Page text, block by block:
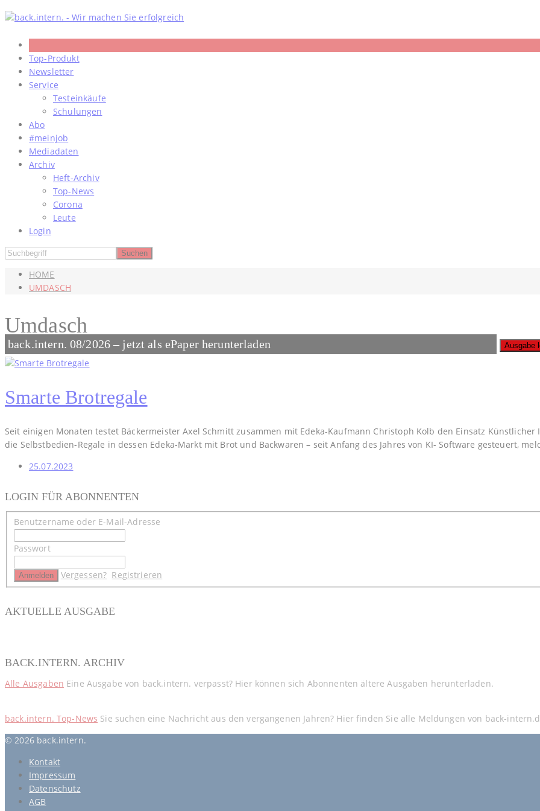
Skip
to
content
Top-Produkt
Newsletter
Service
Testeinkäufe
Schulungen
Abo
#meinjob
Mediadaten
Archiv
Heft-Archiv
Top-News
Corona
Leute
Login
HOME
UMDASCH
Umdasch
Smarte Brotregale
Seit einigen Monaten testet Bäckermeister Axel Schmitt zusammen mit Edeka-Kaufmann Christoph Kolb den Einsatz
die Selbstbedien-Regale in dessen Edeka-Markt mit Brot und Backwaren – seit Anfang des Jahres von KI- Software gesteuert,
25.07.2023
LOGIN FÜR ABONNENTEN
Benutzername oder E-Mail-Adresse
Passwort
Vergessen? Registrieren
AKTUELLE AUSGABE
back.intern. 08/2026 – jetzt als ePaper herunterladen
BACK.INTERN. ARCHIV
Alle Ausgaben Eine Ausgabe von back.intern. verpasst? Hier können sich Abonnenten ältere Ausgaben herunterladen.
back.intern. Top-News Sie suchen eine Nachricht aus den vergangenen Jahren? Hier finden Sie alle Meldungen von back-
© 2026 back.intern.
Kontakt
Impressum
Datenschutz
AGB